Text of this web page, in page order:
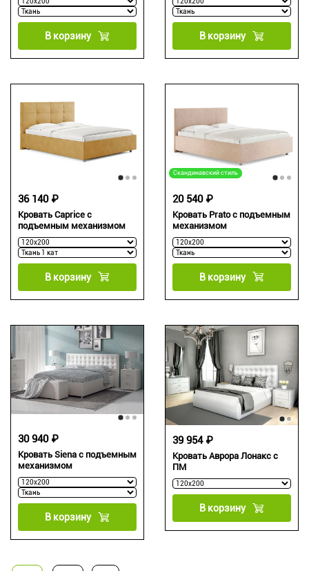
В корзину В корзину
Кровать Caprice с
подъемным механизмом
36 140 ₽
В корзину
Скандинавский стиль
Кровать Prato с подъемным
механизмом
20 540 ₽
В корзину
Кровать Siena с подъемным
механизмом
30 940 ₽
В корзину
Кровать Аврора Лонакс с
ПМ
39 954 ₽
В корзину